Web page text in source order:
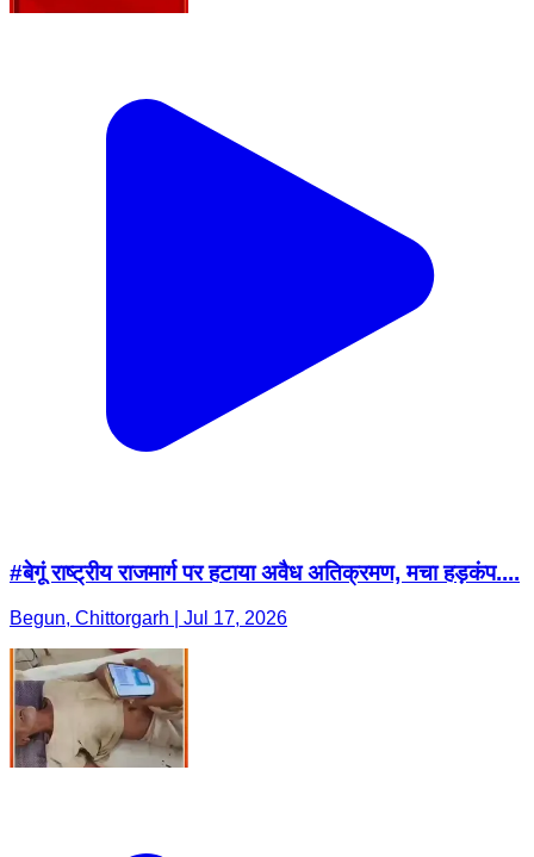
#बेगूं राष्ट्रीय राजमार्ग पर हटाया अवैध अतिक्रमण, मचा हड़कंप....
Begun, Chittorgarh | Jul 17, 2026